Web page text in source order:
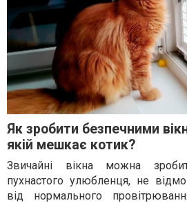
Як зробити безпечними
якій мешкає котик?
Звичайні вікна можна
пухнастого улюбленця, не
від нормального